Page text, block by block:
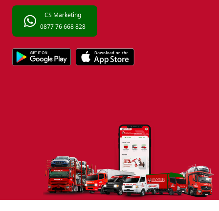
CS Marketing
0877 76 668 828